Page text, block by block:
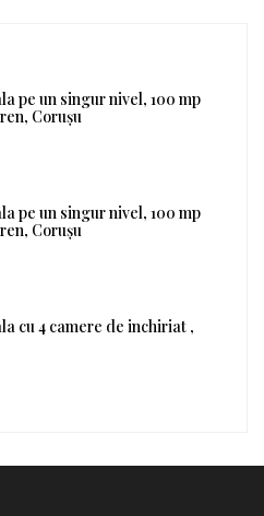
pe un singur nivel, 100 mp
Corușu
pe un singur nivel, 100 mp
Corușu
cu 4 camere de inchiriat ,